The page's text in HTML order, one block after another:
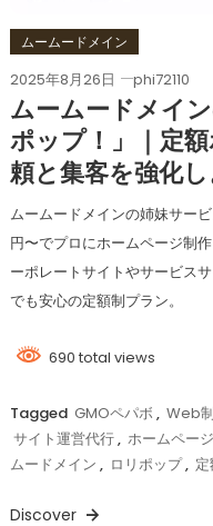
ムームードメイン
2025年8月26日 phi72110
ムームードメイ
ポップ！」｜定
頼と集客を強化し
ムームードメインの姉妹サー
円〜でプロにホームページ制
ーポレートサイトやサービス
でも安心の定額制プラン。
690 total views
Tagged GMOペパボ , Web
サイト運営代行, ホームペー
ムードメイン , ロリポップ,
Discover